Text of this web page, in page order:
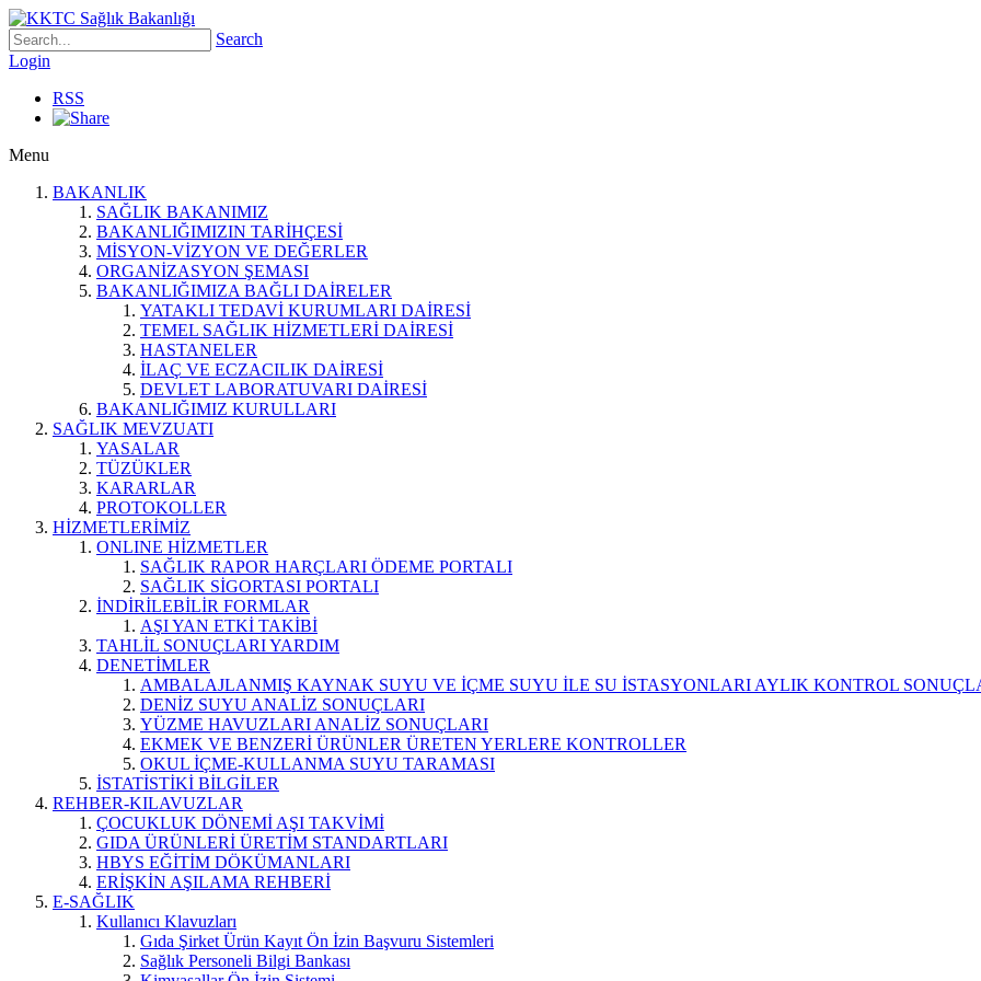
Search
Login
RSS
Menu
BAKANLIK
SAĞLIK BAKANIMIZ
BAKANLIĞIMIZIN TARİHÇESİ
MİSYON-VİZYON VE DEĞERLER
ORGANİZASYON ŞEMASI
BAKANLIĞIMIZA BAĞLI DAİRELER
YATAKLI TEDAVİ KURUMLARI DAİRESİ
TEMEL SAĞLIK HİZMETLERİ DAİRESİ
HASTANELER
İLAÇ VE ECZACILIK DAİRESİ
DEVLET LABORATUVARI DAİRESİ
BAKANLIĞIMIZ KURULLARI
SAĞLIK MEVZUATI
YASALAR
TÜZÜKLER
KARARLAR
PROTOKOLLER
HİZMETLERİMİZ
ONLINE HİZMETLER
SAĞLIK RAPOR HARÇLARI ÖDEME PORTALI
SAĞLIK SİGORTASI PORTALI
İNDİRİLEBİLİR FORMLAR
AŞI YAN ETKİ TAKİBİ
TAHLİL SONUÇLARI YARDIM
DENETİMLER
AMBALAJLANMIŞ KAYNAK SUYU VE İÇME SUYU İLE SU İSTASYONLARI AYLIK KONTROL
DENİZ SUYU ANALİZ SONUÇLARI
YÜZME HAVUZLARI ANALİZ SONUÇLARI
EKMEK VE BENZERİ ÜRÜNLER ÜRETEN YERLERE KONTROLLER
OKUL İÇME-KULLANMA SUYU TARAMASI
İSTATİSTİKİ BİLGİLER
REHBER-KILAVUZLAR
ÇOCUKLUK DÖNEMİ AŞI TAKVİMİ
GIDA ÜRÜNLERİ ÜRETİM STANDARTLARI
HBYS EĞİTİM DÖKÜMANLARI
ERİŞKİN AŞILAMA REHBERİ
E-SAĞLIK
Kullanıcı Klavuzları
Gıda Şirket Ürün Kayıt Ön İzin Başvuru Sistemleri
Sağlık Personeli Bilgi Bankası